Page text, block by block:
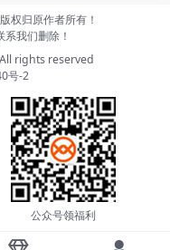
权归原作者所有！
我们删除！
rights reserved
号-2
公众号领福利